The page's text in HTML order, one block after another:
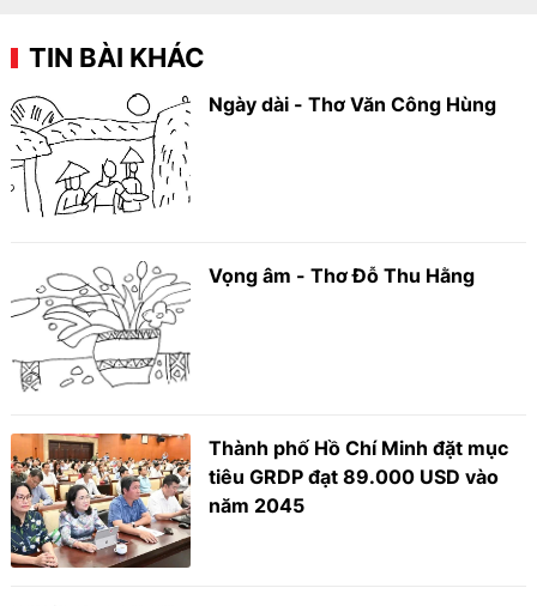
TIN BÀI KHÁC
Ngày dài - Thơ Văn Công Hùng
Vọng âm - Thơ Đỗ Thu Hằng
Thành phố Hồ Chí Minh đặt mục
tiêu GRDP đạt 89.000 USD vào
năm 2045